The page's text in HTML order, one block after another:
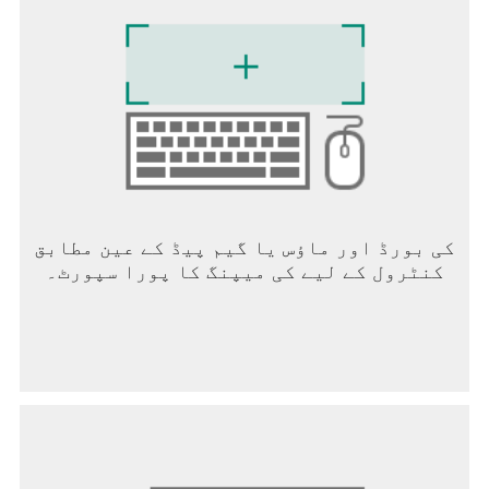
حقوق استعمال کرنا چاہتے ہیں، تو آپ ان گیم
ہیلپ سینٹر کے ذریعے ہم سے رابطہ کر کے یا
https://soporto.king.com/contact پر جا کر ایسا کر
کی بورڈ اور ماؤس یا گیم پیڈ کے عین مطابق
کنٹرول کے لیے کی میپنگ کا پورا سپورٹ۔